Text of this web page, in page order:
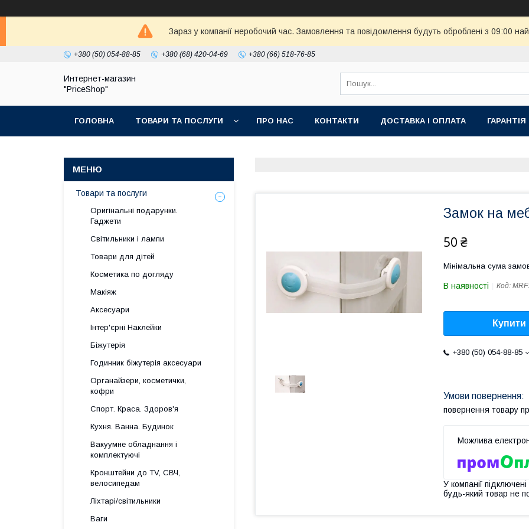
Зараз у компанії неробочий час. Замовлення та повідомлення будуть оброблені з 09:00
+380 (50) 054-88-85 +380 (68) 420-04-69 +380 (66) 518-76-85
Интернет-магазин
"PriceShop"
ГОЛОВНА ТОВАРИ ТА ПОСЛУГИ ПРО НАС КОНТАКТИ ДОСТАВКА І ОПЛАТА ГАРАНТІЯ
Замок на
50 ₴
Мінімальна сума
В наявності Код:
Купити
+380 (50) 054-88-85
повернення товару
У компанії
будь-який товар не
Товари та послуги
Оригінальні подарунки.
Гаджети
Світильники і лампи
Товари для дітей
Косметика по догляду
Макіяж
Аксесуари
Інтер'єрні Наклейки
Біжутерія
Годинник біжутерія аксесуари
Органайзери, косметички,
кофри
Спорт. Краса. Здоров'я
Кухня. Ванна. Будинок
Вакуумне обладнання і
комплектуючі
Кронштейни до TV, СВЧ,
велосипедам
Ліхтарі/світильники
Ваги